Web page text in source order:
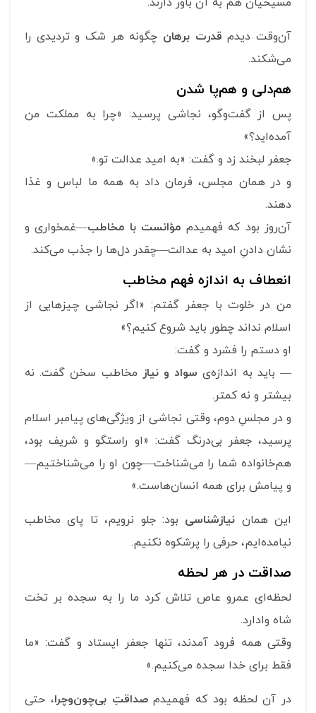
آن‌وقت دیدم قدرت برهان چگونه هر شک و تردیدی را
می‌شکند.
هم‌دلی و هم‌پا شدن
پس از گفت‌وگو، نجاشی پرسید: «چرا به مملکت من
آمده‌اید؟»
جعفر لبخند زد و گفت: «به امید عدالت تو.»
و در همان مجلس، فرمان داد به همه ما لباس و غذا
دهند.
آن‌روز بود که فهمیدم مؤانست با مخاطب—غمخواری و
نشان دادنِ امید به عدالت—چقدر دل‌ها را جذب می‌کند.
انعطاف به اندازه فهم مخاطب
من در خلوت با جعفر گفتم: «اگر نجاشی چیزهایی از
اسلام نداند چطور باید شروع کنیم؟»
او دستم را فشرد و گفت:
— باید به اندازه‌ی سواد و نیاز مخاطب سخن گفت. نه
بیشتر و نه کمتر.
و در مجلسِ دوم، وقتی نجاشی از ویژگی‌های پیامبر اسلام
پرسید، جعفر بی‌درنگ گفت: «او راستگو و شریف بود،
هم‌خانواده شما را می‌شناخت—چون او را می‌شناختیم—
و پیامش برای همه انسان‌هاست.»
این همان نیازشناسی بود: جلو نرویم، تا پای مخاطب
نیامده‌ایم، حرفی را پرشکوه نکنیم.
صداقت در هر لحظه
لحظه‌ای عمرو عاص تلاش کرد ما را به سجده بر تخت
شاه وادارد.
وقتی همه فرود آمدند، تنها جعفر ایستاد و گفت: «ما
فقط برای خدا سجده می‌کنیم.»
در آن لحظه بود که فهمیدمصداقتِ بی‌چون‌وچرا، حتی